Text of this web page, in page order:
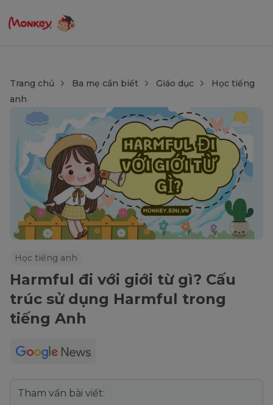
Trang chủ Ba mẹ cần biết Giáo dục
Học tiếng
anh
Học tiếng anh
Harmful đi với giới từ gì? Cấu
trúc sử dụng Harmful trong
tiếng Anh
Tham vấn bài viết: